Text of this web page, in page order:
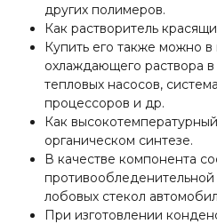
других полимеров.
Как растворитель
Купить его также можно в
охлаждающего раствора
тепловых насосов,
процессоров и др.
Как
органическом синтезе.
В качестве компонента
лобовых стекол
При изготовлении